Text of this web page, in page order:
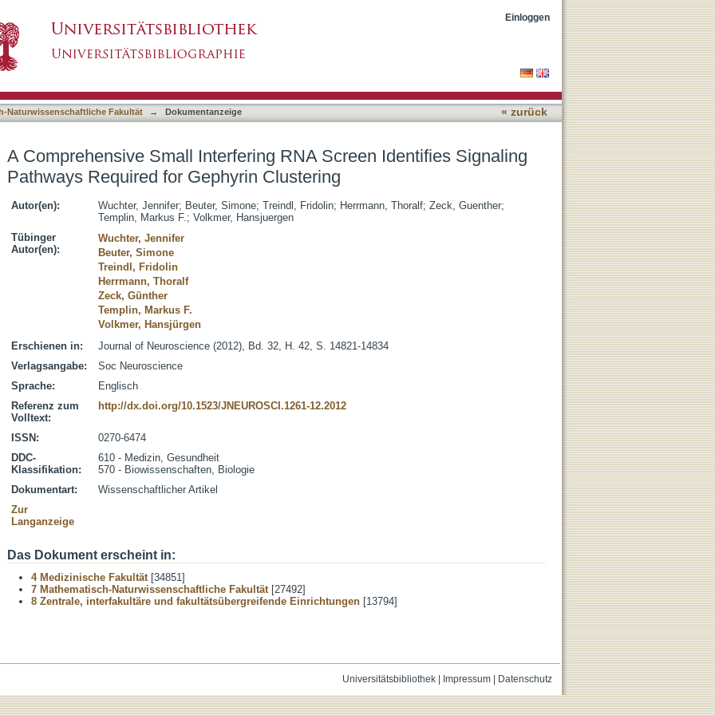
Einloggen
Naturwissenschaftliche Fakultät → Dokumentanzeige « zurück
A Comprehensive Small Interfering RNA Screen Identifies Signaling
Pathways Required for Gephyrin Clustering
Autor(en): Wuchter, Jennifer; Beuter, Simone; Treindl, Fridolin; Herrmann, Thoralf; Zeck, Guenther;
Templin, Markus F.; Volkmer, Hansjuergen
Tübinger
Autor(en):
Wuchter, Jennifer
Beuter, Simone
Treindl, Fridolin
Herrmann, Thoralf
Zeck, Günther
Templin, Markus F.
Volkmer, Hansjürgen
Erschienen in:
Journal of Neuroscience (2012), Bd. 32, H. 42, S. 14821-14834
Verlagsangabe:
Soc Neuroscience
Sprache:
Englisch
Referenz zum
Volltext:
http://dx.doi.org/10.1523/JNEUROSCI.1261-12.2012
ISSN:
0270-6474
DDC-
Klassifikation:
610 - Medizin, Gesundheit
570 - Biowissenschaften, Biologie
Dokumentart:
Wissenschaftlicher Artikel
Zur
Langanzeige
Das Dokument erscheint in:
4 Medizinische Fakultät[34851]
7 Mathematisch-Naturwissenschaftliche Fakultät[27492]
8 Zentrale, interfakultäre und fakultätsübergreifende Einrichtungen [13794]
Universitätsbibliothek| Impressum| Datenschutz